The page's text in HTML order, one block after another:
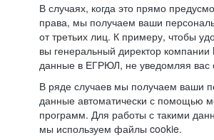
В случаях, когда это прямо
права, мы получаем ваши
от третьих лиц. К примеру, чтобы
вы генеральный директор
данные в ЕГРЮЛ, не уведомляя вас
В ряде случаев мы получаем ваши
данные автоматически с помощью
программ. Для работы с такими
мы используем файлы cookie.